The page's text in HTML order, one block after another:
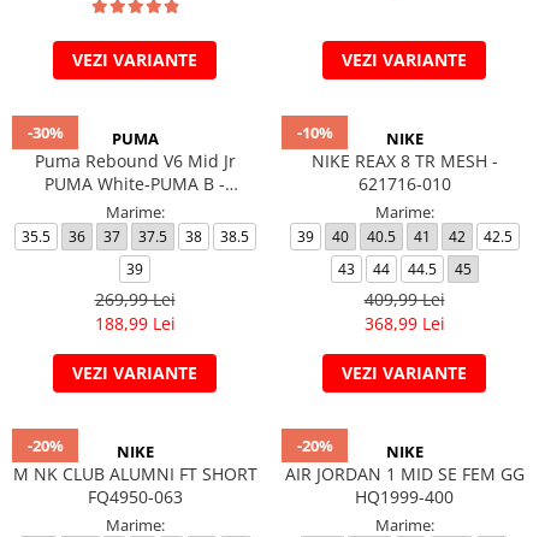
VEZI VARIANTE VEZI VARIANTE
-30% PUMA
Puma Rebound V6 Mid Jr
PUMA White-PUMA B -
393831-03
Marime:
35.5 36 37 37.5 38
38.5
39
269,99 Lei
188,99 Lei
VEZI VARIANTE
-10% NIKE
NIKE REAX 8 TR MESH -
621716-010
Marime:
39 40 40.5 41 42
42.5
43
44 44.5 45
409,99 Lei
368,99 Lei
VEZI VARIANTE
-20% NIKE
M NK CLUB ALUMNI FT SHORT
FQ4950-063
Marime:
-20% NIKE
AIR JORDAN 1 MID SE FEM GG
HQ1999-400
Marime: